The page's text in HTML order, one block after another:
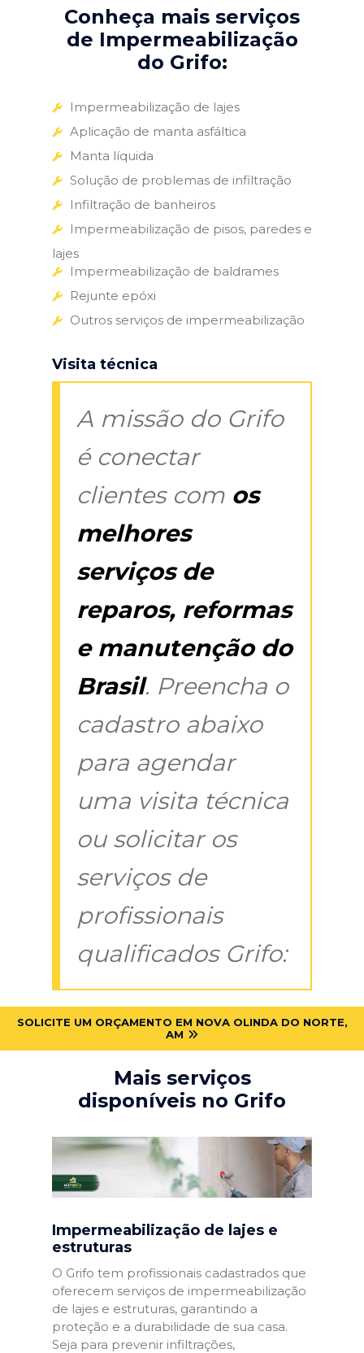
Conheça mais serviços
de Impermeabilização
do Grifo:
Impermeabilização de lajes
Aplicação de manta asfáltica
Manta líquida
Solução de problemas de infiltração
Infiltração de banheiros
Impermeabilização de pisos, paredes e
lajes
Impermeabilização de baldrames
Rejunte epóxi
Outros serviços de impermeabilização
Visita técnica
A missão do Grifo
é conectar
clientes com os
melhores
serviços de
reparos, reformas
e manutenção do
Brasil. Preencha o
cadastro abaixo
para agendar
uma visita técnica
ou solicitar os
serviços de
profissionais
qualificados Grifo:
SOLICITE UM ORÇAMENTO EM NOVA OLINDA DO NORTE,
AM
Mais serviços
disponíveis no Grifo
Impermeabilização de lajes e
estruturas
O Grifo tem profissionais cadastrados que
oferecem serviços de impermeabilização
de lajes e estruturas, garantindo a
proteção e a durabilidade de sua casa.
Seja para prevenir infiltrações,